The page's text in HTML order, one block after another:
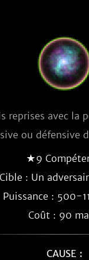
reprises avec la
ou défensive
★9
Cible : Un
Puissance : 500-
Coût : 90
CAUSE :